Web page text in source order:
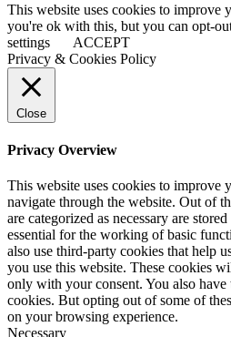
This website uses cookies to improve
you're ok with this, but you can opt-
settings
ACCEPT
Privacy & Cookies Policy
Close
Privacy Overview
This website uses cookies to improve
navigate through the website. Out of
are categorized as necessary are
essential for the working of basic
also use third-party cookies that help
you use this website. These cookies
only with your consent. You also
cookies. But opting out of some of
on your browsing experience.
Necessary